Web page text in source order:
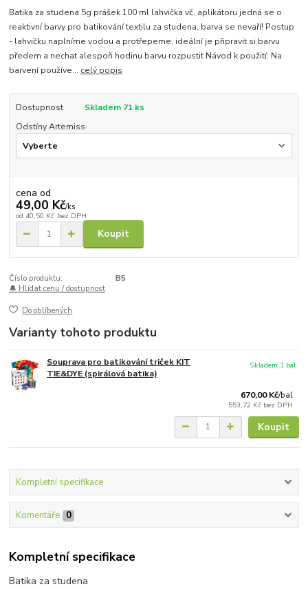
Batika za studena 5g prášek 100 ml lahvička vč. aplikátoru jedná se o
reaktivní barvy pro batikování textilu za studena, barva se nevaří! Postup
- lahvičku naplníme vodou a protřepeme, ideální je připravit si barvu
předem a nechat alespoň hodinu barvu rozpustit Návod k použití: Na
barvení používe... celý popis
Dostupnost
Skladem 71 ks
Odstíny Artemiss
cena od
49,00 Kč/ks
od 40,50 Kč bez DPH
Koupit
Číslo produktu:
B5
🔔 Hlídat cenu / dostupnost
Do oblíbených
Varianty tohoto produktu
Souprava pro batikování triček KIT
TIE&DYE (spirálová batika)
670,00 Kč/bal
553,72 Kč bez DPH
Skladem 1 bal
Koupit
Kompletní specifikace
Komentáře 0
Kompletní specifikace
Batika za studena